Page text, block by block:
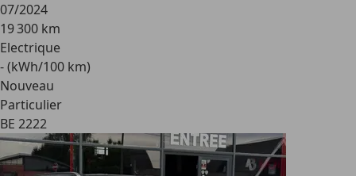
07/2024
19 300 km
Electrique
- (kWh/100 km)
Nouveau
Particulier
BE 2222